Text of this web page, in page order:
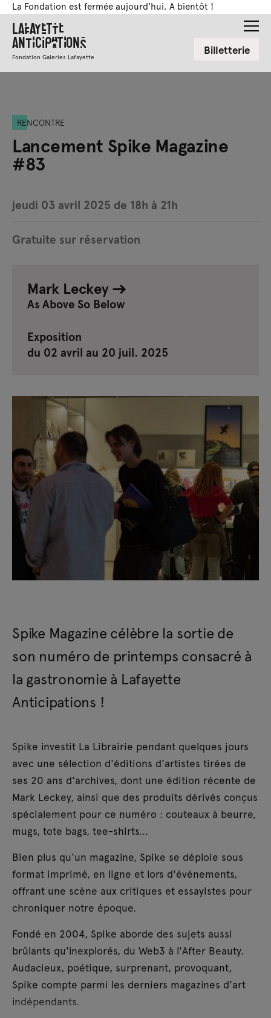
La Fondation est fermée aujourd'hui. A bientôt !
Lafayette
Anticipations
Fondation Galeries Lafayette Billetterie
RENCONTRE
Lancement Spike Magazine
#83
jeudi 03 avril 2025 de 18h à 21h
Gratuite sur réservation
Mark Leckey
As Above So Below
Exposition
du 02 avril au 20 juil. 2025
Spike Magazine célèbre la sortie de
son numéro de printemps consacré à
la gastronomie à Lafayette
Anticipations !
Spike investit La Librairie pendant quelques jours
avec une sélection d'éditions d'artistes tirées de
ses 20 ans d'archives, dont une édition récente de
Mark Leckey, ainsi que des produits dérivés conçus
spécialement pour ce numéro : couteaux à beurre,
mugs, tote bags, tee-shirts...
Bien plus qu'un magazine, Spike se déploie sous
format imprimé, en ligne et lors d'événements,
offrant une scène aux critiques et essayistes pour
chroniquer notre époque.
Fondé en 2004, Spike aborde des sujets aussi
brûlants qu'inexplorés, du Web3 à l'After Beauty.
Audacieux, poétique, surprenant, provoquant,
Spike compte parmi les derniers magazines d'art
indépendants.